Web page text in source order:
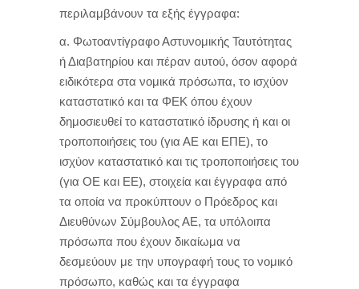
περιλαμβάνουν τα εξής έγγραφα:
α. Φωτοαντίγραφο Αστυνομικής Ταυτότητας
ή Διαβατηρίου και πέραν αυτού, όσον αφορά
ειδικότερα στα νομικά πρόσωπα, το ισχύον
καταστατικό και τα ΦΕΚ όπου έχουν
δημοσιευθεί το καταστατικό ίδρυσης ή και οι
τροποποιήσεις του (για ΑΕ και ΕΠΕ), το
ισχύον καταστατικό και τις τροποποιήσεις του
(για ΟΕ και ΕΕ), στοιχεία και έγγραφα από
τα οποία να προκύπτουν ο Πρόεδρος και
Διευθύνων Σύμβουλος ΑΕ, τα υπόλοιπα
πρόσωπα που έχουν δικαίωμα να
δεσμεύουν με την υπογραφή τους το νομικό
πρόσωπο, καθώς και τα έγγραφα